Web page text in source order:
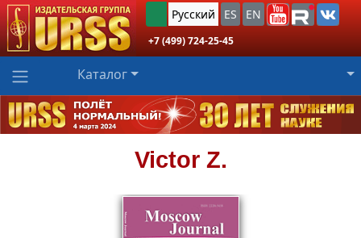
Русский ES EN
+7 (499) 724-25-45
Каталог
Victor Z.